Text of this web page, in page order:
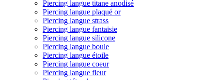
Piercing langue titane anodisé
Piercing langue plaqué or
Piercing langue strass
Piercing langue fantaisie
Piercing langue silicone
Piercing langue boule
Piercing langue étoile
Piercing langue coeur
Piercing langue fleur